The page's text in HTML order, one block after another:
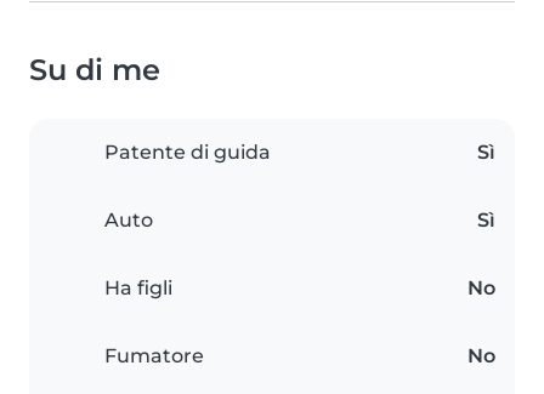
Su di me
Patente di guida Sì
Auto Sì
Ha figli No
Fumatore No